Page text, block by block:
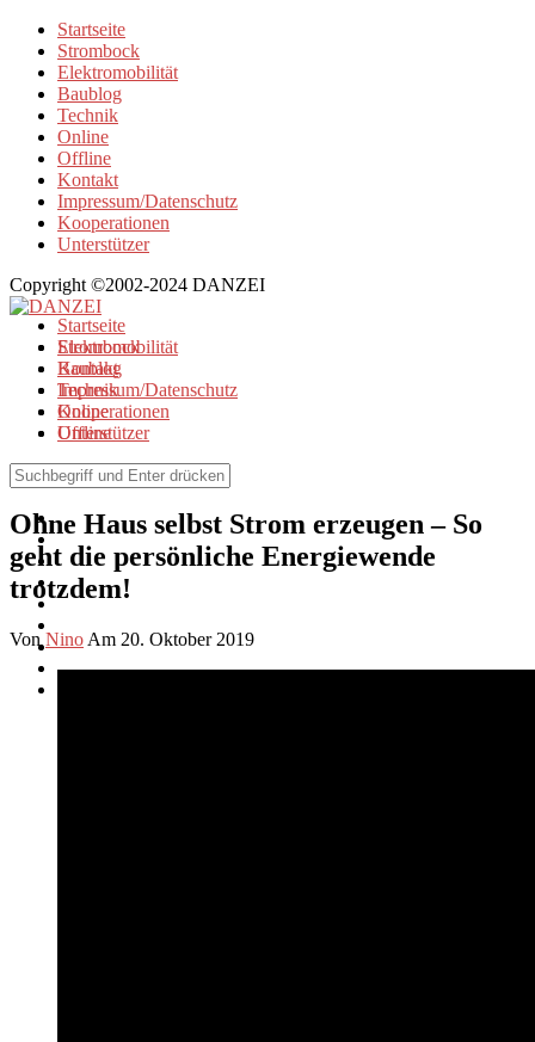
Startseite
Strombock
Elektromobilität
Baublog
Technik
Online
Offline
Kontakt
Impressum/Datenschutz
Kooperationen
Unterstützer
Copyright ©2002-2024 DANZEI
Startseite
Strombock
Kontakt
Impressum/Datenschutz
Kooperationen
Unterstützer
Elektromobilität
Baublog
Technik
Online
Offline
Offline
Ohne Haus selbst Strom erzeugen – So
geht die persönliche Energiewende
trotzdem!
Von Nino Am 20. Oktober 2019